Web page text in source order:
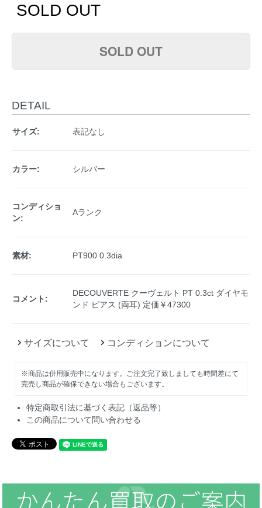
SOLD OUT
SOLD OUT
DETAIL
サイズ: 表記なし
カラー: シルバー
コンディショ
ン:
Aランク
素材: PT900 0.3dia
コメント:
DECOUVERTE クーヴェルト PT 0.3ct ダイヤモ
ンド ピアス (両耳) 定価￥47300
サイズについて コンディションについて
※商品は併用販売中になります。ご注文完了致しましても時間差にて
完売し商品が確保できない場合もございます。
特定商取引法に基づく表記（返品等）
この商品について問い合わせる